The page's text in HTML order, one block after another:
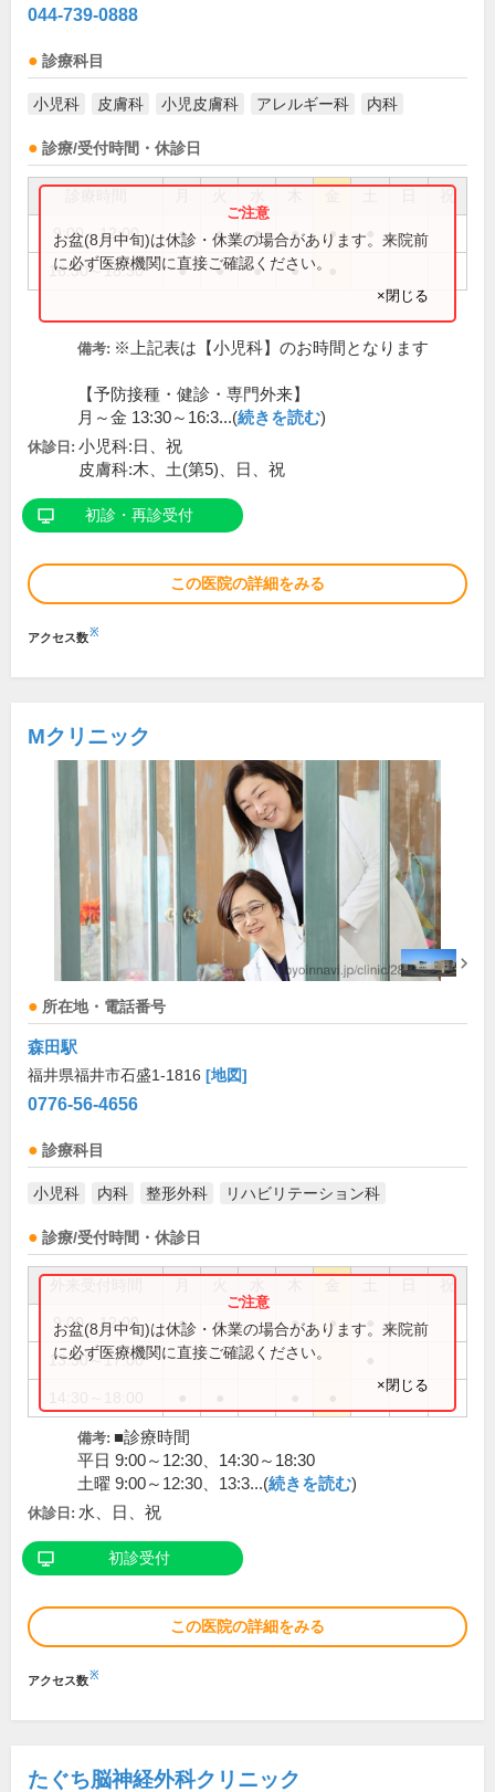
044-739-0888
診療科目
小児科 皮膚科 小児皮膚科 アレルギー科 内科
診療/受付時間・休診日
9:00～12:00 ● ● ● ● ●
16:30～18:30 ● ● ● ●
お盆(8月中旬)は休診・休業の場合があります。来院前
に必ず医療機関に直接ご確認ください。
×閉じる
備考: ※上記表は【小児科】のお時間となります
【予防接種・健診・専門外来】
月～金 13:30～16:3...(続きを読む)
休診日: 小児科:日、祝
皮膚科:木、土(第5)、日、祝
初診・再診受付
この医院の詳細をみる
アクセス数※
Mクリニック
所在地・電話番号
森田駅
福井県福井市石盛1-1816 [地図]
0776-56-4656
診療科目
小児科 内科 整形外科 リハビリテーション科
診療/受付時間・休診日
9:00～12:00 ● ● ● ●
13:30～17:00
お盆(8月中旬)は休診・休業の場合があります。来院前
に必ず医療機関に直接ご確認ください。
×閉じる
備考: ■診療時間
平日 9:00～12:30、14:30～18:30
土曜 9:00～12:30、13:3...(続きを読む)
休診日: 水、日、祝
初診受付
この医院の詳細をみる
アクセス数※
たぐち脳神経外科クリニック